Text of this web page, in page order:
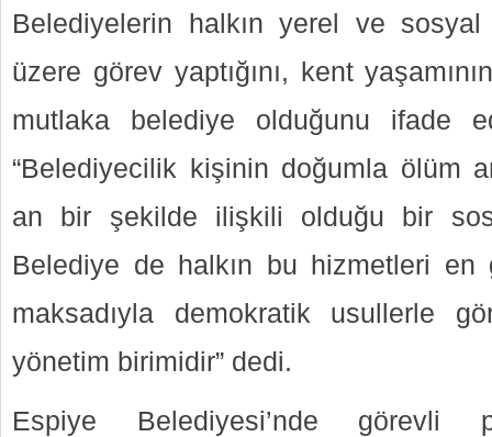
Belediyelerin halkın yerel ve sosyal
üzere görev yaptığını, kent
mutlaka belediye olduğunu ifade
“Belediyecilik kişinin doğumla ölüm
an bir şekilde ilişkili olduğu bir
Belediye de halkın bu hizmetleri en
maksadıyla demokratik usullerle
yönetim birimidir” dedi.
Espiye Belediyesi’nde görevli